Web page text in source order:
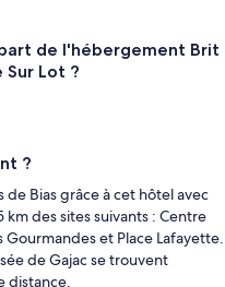
de l'hébergement Brit
Lot ?
?
de Bias grâce à cet hôtel avec
des sites suivants : Centre
Gourmandes et Place Lafayette.
de Gajac se trouvent
distance.